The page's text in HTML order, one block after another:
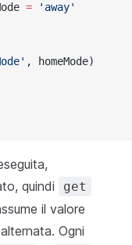
=
'away'
, homeMode)
quindi get
il valore
Ogni